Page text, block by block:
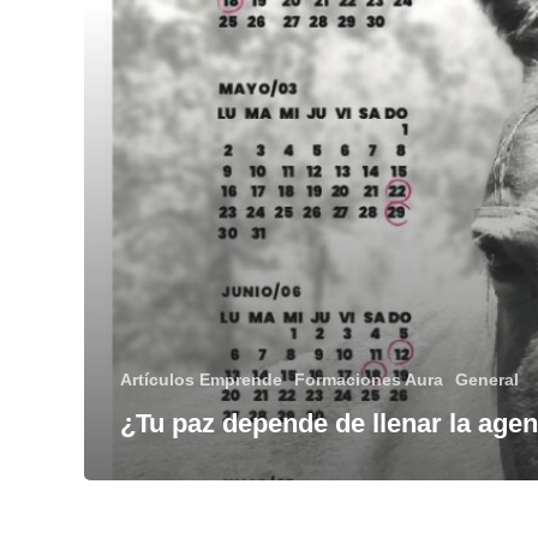
Artículos Emprende Formaciones Aura General
¿Tu paz depende de llenar la